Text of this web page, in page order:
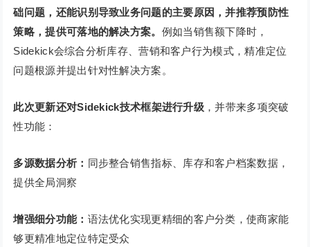
础问题，还能识别导致业务问题的主要原因，并推荐预防性
策略，提供可落地的解决方案。 例如当销售额下降时，
Sidekick会综合分析库存、营销和客户行为模式，精准定位
问题根源并提出针对性解决方案。
此次更新还对Sidekick技术框架进行升级 ，并带来多项突破
性功能：
多源数据分析： 同步整合销售指标、库存和客户档案数据，
提供全局洞察
增强细分功能： 语法优化实现更精细的客户分类，使商家能
够更精准地定位特定受众